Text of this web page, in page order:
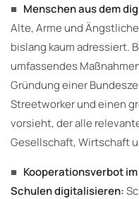
■ Menschen aus dem
Alte, Arme und
bislang kaum adressiert.
umfassendes
Gründung einer
Streetworker und einen
vorsieht, der alle
Gesellschaft, Wirtschaft
■ Kooperationsverbot
Schulen digitalisieren: